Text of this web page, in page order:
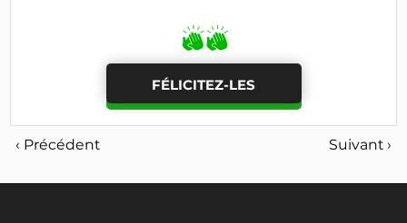
FÉLICITEZ-LES
‹ Précédent Suivant ›